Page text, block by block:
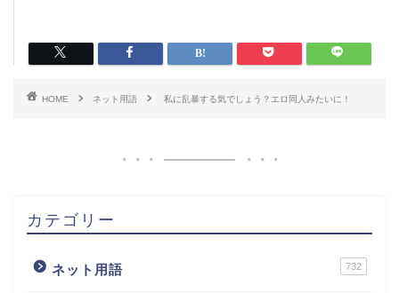
HOME ネット用語 私に乱暴する気でしょう？エロ同人みたいに！
カテゴリー
ネット用語 732